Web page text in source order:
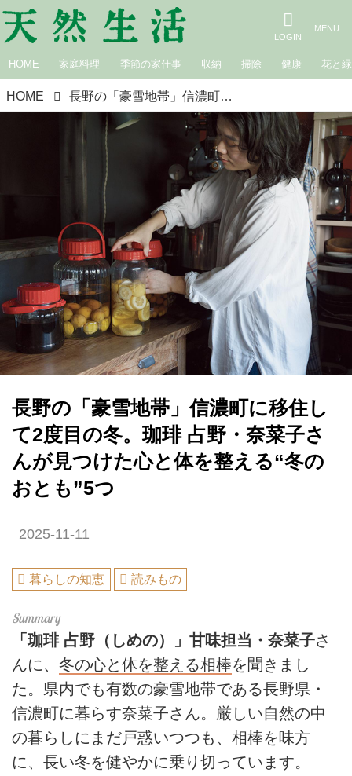
HOME 家庭料理 季節の家仕事 収納 掃除 健康 花と緑
HOME 長野の「豪雪地帯」信濃町に移住して2度目の冬。珈琲 占野・奈菜子さんが見つけた心と体を整える“冬のおとも”5つ
長野の「豪雪地帯」信濃町に移住し
て2度目の冬。珈琲 占野・奈菜子さ
んが見つけた心と体を整える“冬の
おとも”5つ
2025-11-11
暮らしの知恵 読みもの
「珈琲 占野（しめの）」甘味担当・奈菜子さ
んに、 冬の心と体を整える相棒を聞きまし
た。県内でも有数の豪雪地帯である長野県・
信濃町に暮らす奈菜子さん。厳しい自然の中
の暮らしにまだ戸惑いつつも、相棒を味方
に、長い冬を健やかに乗り切っています。